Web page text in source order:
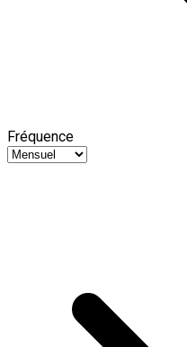
Fréquence